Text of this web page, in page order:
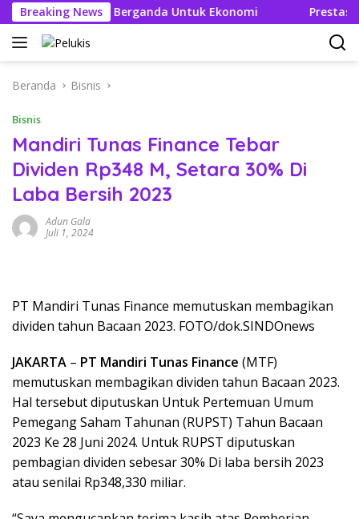
Langsung
ke
konten
Breaking News
Efek Berganda Untuk Ekonomi Prestasi dan
Beranda Bisnis
Bisnis
Mandiri Tunas Finance Tebar
Dividen Rp348 M, Setara 30% Di
Laba Bersih 2023
Adun Gala
Juli 1, 2024
PT Mandiri Tunas Finance memutuskan membagikan
dividen tahun Bacaan 2023. FOTO/dok.SINDOnews
JAKARTA – PT Mandiri Tunas Finance (MTF)
memutuskan membagikan dividen tahun Bacaan 2023.
Hal tersebut diputuskan Untuk Pertemuan Umum
Pemegang Saham Tahunan (RUPST) Tahun Bacaan
2023 Ke 28 Juni 2024. Untuk RUPST diputuskan
pembagian dividen sebesar 30% Di laba bersih 2023
atau senilai Rp348,330 miliar.